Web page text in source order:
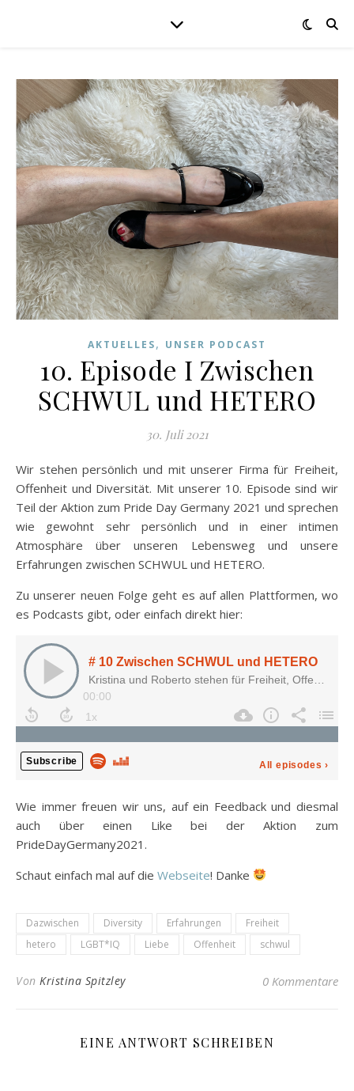
AKTUELLES, UNSER PODCAST
10. Episode I Zwischen
SCHWUL und HETERO
30. Juli 2021
Wir stehen persönlich und mit unserer Firma für Freiheit,
Offenheit und Diversität. Mit unserer 10. Episode sind wir
Teil der Aktion zum Pride Day Germany 2021 und sprechen
wie gewohnt sehr persönlich und in einer intimen
Atmosphäre über unseren Lebensweg und unsere
Erfahrungen zwischen SCHWUL und HETERO.
Zu unserer neuen Folge geht es auf allen Plattformen, wo
es Podcasts gibt, oder einfach direkt hier:
Wie immer freuen wir uns, auf ein Feedback und diesmal
auch über einen Like bei der Aktion zum
PrideDayGermany2021.
Schaut einfach mal auf die Webseite! Danke
Dazwischen Diversity Erfahrungen
Freiheit
hetero
LGBT*IQ Liebe Offenheit schwul
Von Kristina Spitzley 0 Kommentare
EINE ANTWORT SCHREIBEN